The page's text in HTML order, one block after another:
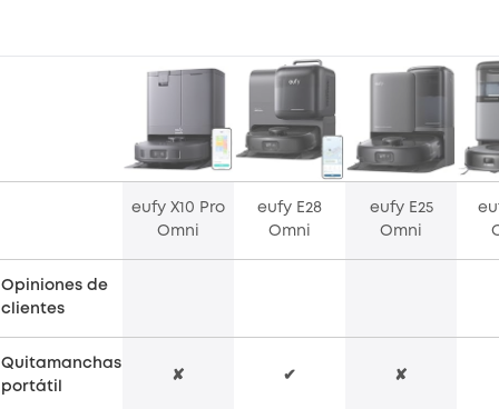
eufy X10 Pro
Omni
eufy E28
Omni
eufy E25
Omni
Opiniones de
clientes
Quitamanchas
portátil
✘ ✔ ✘